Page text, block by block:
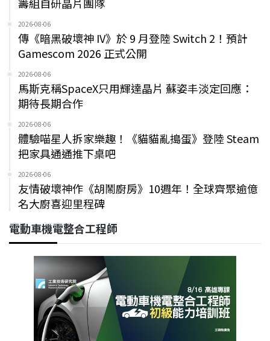
籌組自研晶片團隊
2026-08-06
傳《暗黑破壞神 IV》於 9 月登陸 Switch 2！預計
Gamescom 2026 正式公開
2026-08-06
馬斯克稱SpaceX只用輝達晶片 蘇姿丰淡定回應：
期待長期合作
2026-08-06
體驗喵星人拆家樂趣！《貓貓亂搗蛋》登陸 Steam
把家具通通推下桌吧
2026-08-06
友情破壞神作《胡鬧廚房》10週年！全球齊聚逾億
名大廚喜迎里程碑
電動車機電整合工程師